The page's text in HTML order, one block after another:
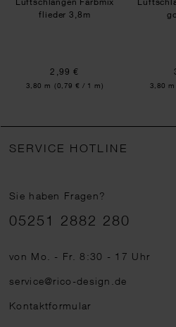
flieder 3,8m
2,99 €
Inhalt:
3,80 m (0,79 € / 1 m) Inhalt:
3,80 m
SERVICE HOTLINE
Sie haben Fragen?
Telefonnummer
05251 2882 280
von Mo. - Fr. 8:30 - 17 Uhr
service@rico-design.de
Kontaktformular